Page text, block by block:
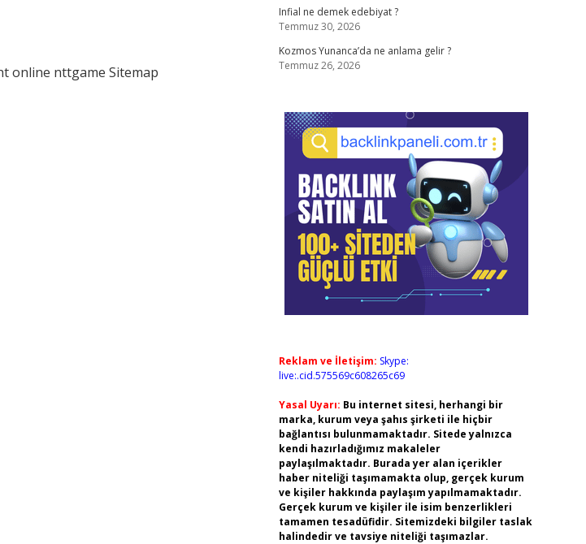
online nttgame Sitemap
Infial ne demek edebiyat ?
Temmuz 30, 2026
Kozmos Yunanca’da ne anlama gelir ?
Temmuz 26, 2026
Reklam ve İletişim: Skype:
live:.cid.575569c608265c69
Yasal Uyarı: Bu internet sitesi, herhangi bir
marka, kurum veya şahıs şirketi ile hiçbir
bağlantısı bulunmamaktadır. Sitede yalnızca
kendi hazırladığımız makaleler
paylaşılmaktadır. Burada yer alan içerikler
haber niteliği taşımamakta olup, gerçek kurum
ve kişiler hakkında paylaşım yapılmamaktadır.
Gerçek kurum ve kişiler ile isim benzerlikleri
tamamen tesadüfidir. Sitemizdeki bilgiler taslak
halindedir ve tavsiye niteliği taşımazlar.